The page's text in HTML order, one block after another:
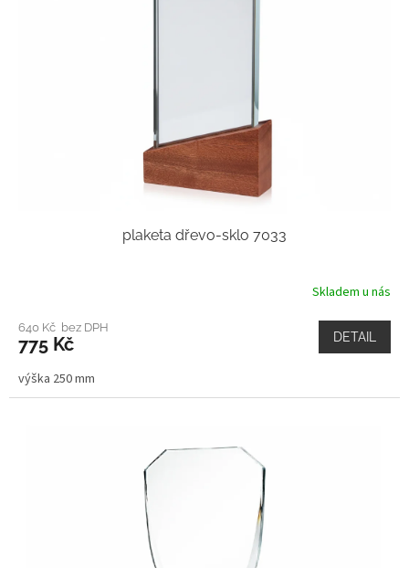
plaketa dřevo-sklo 7033
Skladem u nás
640 Kč bez DPH
775 Kč DETAIL
výška 250 mm